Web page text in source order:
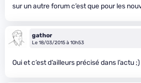
sur un autre forum c’est que pour les
gathor
Le 18/03/2015 à 10h53
Oui et c’est d’ailleurs précisé dans l’actu ;)